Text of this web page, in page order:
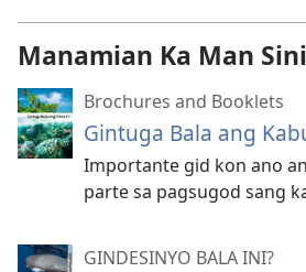
Manamian Ka Man Sini
Brochures and Booklets
Gintuga Bala ang
Importante gid kon ano
parte sa pagsugod sang
GINDESINYO BALA INI?